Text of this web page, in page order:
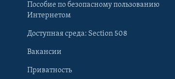
Языки
Пособие по безопасному пользованию
Интернетом
Доступная среда: Section 508
Вакансии
Приватность